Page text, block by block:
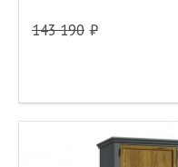
143 190